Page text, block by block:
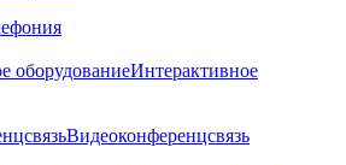
Интерактивное
Видеоконференцсвязь